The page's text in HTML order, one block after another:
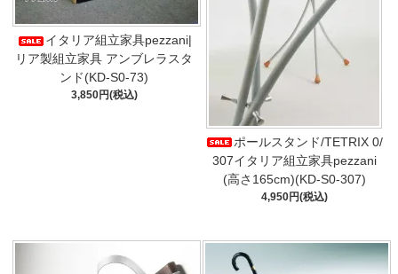
イタリア組立家具pezzani|
リア製組立家具 アンブレラスタ
ンド(KD-S0-73)
3,850円(税込)
ポールスタンド/TETRIX 0/
307イタリア組立家具pezzani
(高さ165cm)(KD-S0-307)
4,950円(税込)